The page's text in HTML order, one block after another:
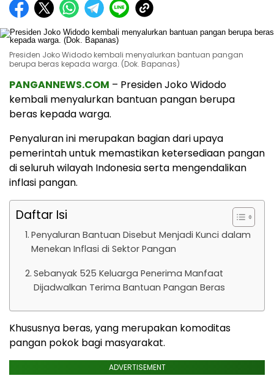
Presiden Joko Widodo kembali menyalurkan bantuan pangan
berupa beras kepada warga. (Dok. Bapanas)
PANGANNEWS.COM – Presiden Joko Widodo
kembali menyalurkan bantuan pangan berupa
beras kepada warga.
Penyaluran ini merupakan bagian dari upaya
pemerintah untuk memastikan ketersediaan pangan
di seluruh wilayah Indonesia serta mengendalikan
inflasi pangan.
Daftar Isi
Penyaluran Bantuan Disebut Menjadi Kunci dalam
Menekan Inflasi di Sektor Pangan
Sebanyak 525 Keluarga Penerima Manfaat
Dijadwalkan Terima Bantuan Pangan Beras
Khususnya beras, yang merupakan komoditas
pangan pokok bagi masyarakat.
ADVERTISEMENT